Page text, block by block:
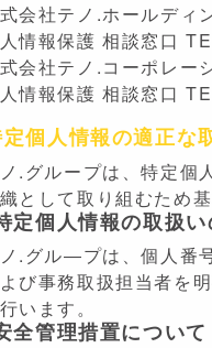
会社テノ.ホールディ
情報保護 相談窓口
会社テノ.コーポレー
情報保護 相談窓口
個人情報の適正な
.グループは、特定個
として取り組むため
定個人情報の取扱
.グル―プは、個人番
び事務取扱担当者を
います。
全管理措置について